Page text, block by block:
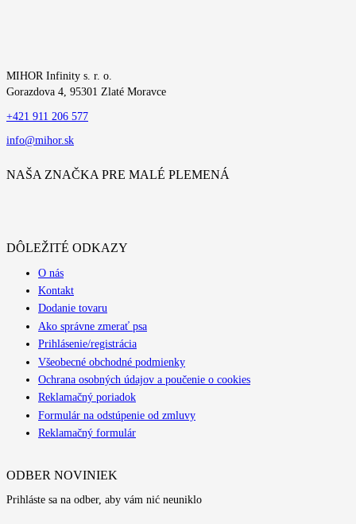
MIHOR Infinity s. r. o.
Gorazdova 4, 95301 Zlaté Moravce
+421 911 206 577
info@mihor.sk
NAŠA ZNAČKA PRE MALÉ PLEMENÁ
DÔLEŽITÉ ODKAZY
O nás
Kontakt
Dodanie tovaru
Ako správne zmerať psa
Prihlásenie/registrácia
Všeobecné obchodné podmienky
Ochrana osobných údajov a poučenie o cookies
Reklamačný poriadok
Formulár na odstúpenie od zmluvy
Reklamačný formulár
ODBER NOVINIEK
Prihláste sa na odber, aby vám nić neuniklo